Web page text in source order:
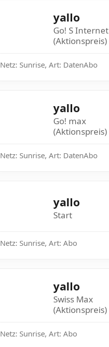
yallo
Go! S Internet
(Aktionspreis)
Netz: Sunrise, Art: DatenAbo
yallo
Go! max
(Aktionspreis)
Netz: Sunrise, Art: DatenAbo
yallo
Start
Netz: Sunrise, Art: Abo
yallo
Swiss Max
(Aktionspreis)
Netz: Sunrise, Art: Abo